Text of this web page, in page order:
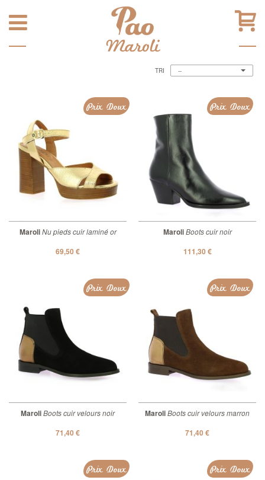
Maroli
TRI --
MaroliNu pieds cuir laminé or
69,50 €
Prix Doux
MaroliBoots cuir noir
111,30 €
Prix Doux
MaroliBoots cuir velours noir
71,40 €
Prix Doux
MaroliBoots cuir velours marron
71,40 €
Prix Doux
Prix Doux Prix Doux